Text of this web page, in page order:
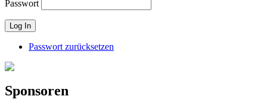
Passwort
Passwort zurücksetzen
Sponsoren